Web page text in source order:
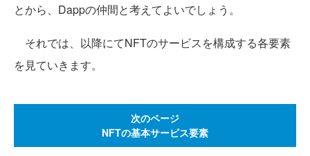
とから、Dappの仲間と考えてよいでしょう。
それでは、以降にてNFTのサービスを構成する各要素
を見ていきます。
次のページ
NFTの基本サービス要素